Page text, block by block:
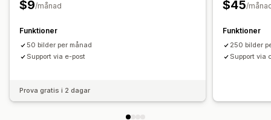
$9/månad
Funktioner
50 bilder per månad
Support via e-post
Prova gratis i 2 dagar
$45/
Funktioner
250 bilder
Support via